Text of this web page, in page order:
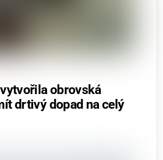
obrovská
drtivý dopad na celý